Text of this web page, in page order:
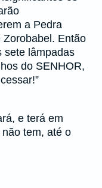
a Pedra
Então
sete lâmpadas
do SENHOR,
e terá em
tem, até o